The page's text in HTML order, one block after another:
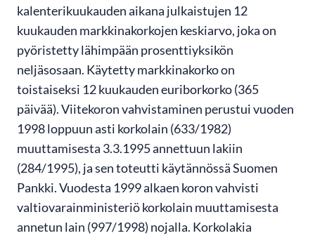
kalenterikuukauden aikana julkaistujen 12
kuukauden markkinakorkojen keskiarvo, joka on
pyöristetty lähimpään prosenttiyksikön
neljäsosaan. Käytetty markkinakorko on
toistaiseksi 12 kuukauden euriborkorko (365
päivää). Viitekoron vahvistaminen perustui vuoden
1998 loppuun asti korkolain (633/1982)
muuttamisesta 3.3.1995 annettuun lakiin
(284/1995), ja sen toteutti käytännössä Suomen
Pankki. Vuodesta 1999 alkaen koron vahvisti
valtiovarainministeriö korkolain muuttamisesta
annetun lain (997/1998) nojalla. Korkolakia